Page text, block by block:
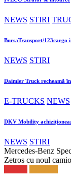
NEWS STIRI
BursaTransport/123cargo
NEWS STIRI
Daimler Truck recheamă
E-TRUCKS NEWS
DKV Mobility
NEWS STIRI
Mercedes-Benz
Zetros cu noul